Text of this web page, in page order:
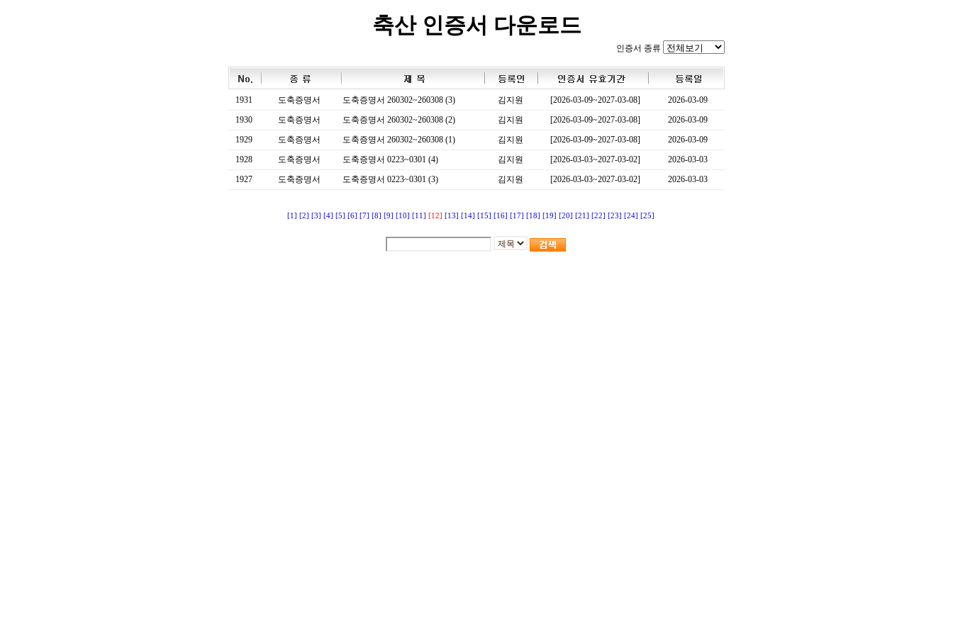
축산 인증서 다운로드
인증서 종류
1931 도축증명서 도축증명서 260302~260308 (3) 김지원 [2026-03-09~2027-03-08]
2026-03-09
1930
도축증명서 도축증명서 260302~260308 (2) 김지원 [2026-03-09~2027-03-08]
2026-03-09
1929
도축증명서 도축증명서 260302~260308 (1) 김지원 [2026-03-09~2027-03-08]
2026-03-09
1928
도축증명서 도축증명서 0223~0301 (4) 김지원 [2026-03-03~2027-03-02]
2026-03-03
1927
도축증명서 도축증명서 0223~0301 (3) 김지원 [2026-03-03~2027-03-02] 2026-03-03
[1] [2] [3] [4] [5] [6] [7] [8] [9] [10] [11] [12] [13] [14] [15] [16] [17] [18] [19] [20] [21] [22] [23] [24] [25]